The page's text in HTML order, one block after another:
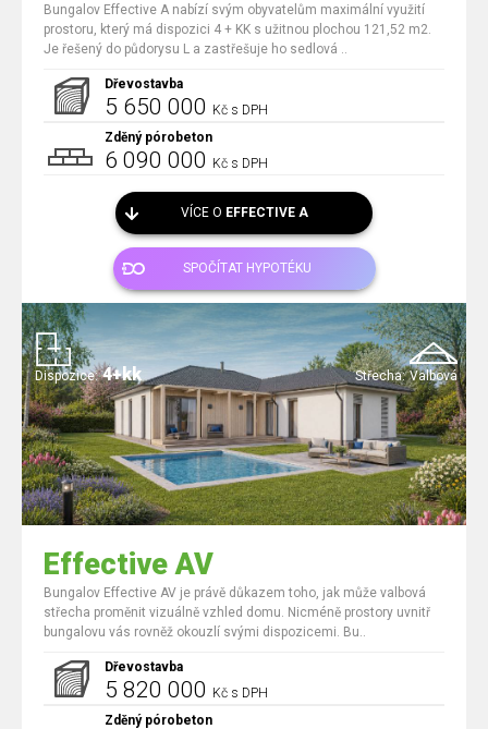
Bungalov Effective A nabízí svým obyvatelům maximální využití
prostoru, který má dispozici 4 + KK s užitnou plochou 121,52 m2.
Je řešený do půdorysu L a zastřešuje ho sedlová ..
Dřevostavba
5 650 000 Kč s DPH
Zděný pórobeton
6 090 000 Kč s DPH
VÍCE O EFFECTIVE A
SPOČÍTAT HYPOTÉKU
Střecha: Valbová
Dispozice: 4+kk
Effective AV
Bungalov Effective AV je právě důkazem toho, jak může valbová
střecha proměnit vizuálně vzhled domu. Nicméně prostory uvnitř
bungalovu vás rovněž okouzlí svými dispozicemi. Bu..
Dřevostavba
5 820 000 Kč s DPH
Zděný pórobeton